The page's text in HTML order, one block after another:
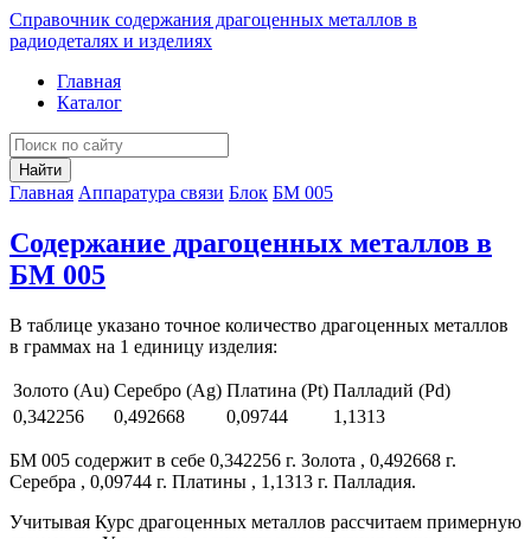
Справочник содержания драгоценных металлов в
радиодеталях и изделиях
Главная
Каталог
Найти
Главная Аппаратура связи Блок БМ 005
Содержание драгоценных металлов в
БМ 005
В таблице указано точное количество драгоценных металлов
в граммах на 1 единицу изделия:
Золото (Au) Серебро (Ag) Платина (Pt) Палладий (Pd)
0,342256
0,492668 0,09744 1,1313
БМ 005 содержит в себе 0,342256 г. Золота , 0,492668 г.
Серебра , 0,09744 г. Платины , 1,1313 г. Палладия.
Учитывая Курс драгоценных металлов рассчитаем примерную